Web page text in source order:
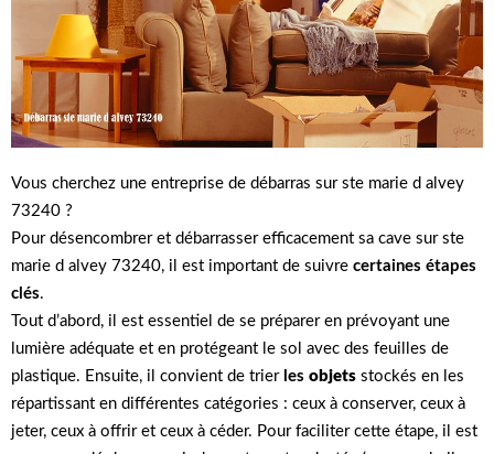
Vous cherchez une entreprise de débarras sur ste marie d alvey
73240 ?
Pour désencombrer et débarrasser efficacement sa cave sur ste
marie d alvey 73240, il est important de suivre certaines étapes
clés.
Tout d’abord, il est essentiel de se préparer en prévoyant une
lumière adéquate et en protégeant le sol avec des feuilles de
plastique. Ensuite, il convient de trier les objets stockés en les
répartissant en différentes catégories : ceux à conserver, ceux à
jeter, ceux à offrir et ceux à céder. Pour faciliter cette étape, il est